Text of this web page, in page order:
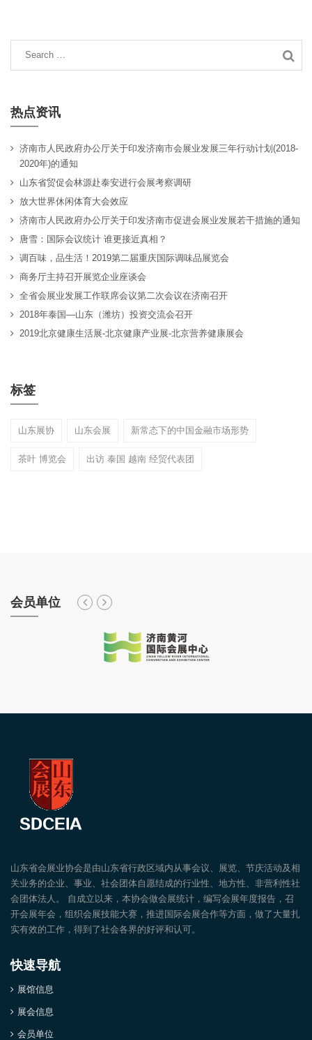
热点资讯
济南市人民政府办公厅关于印发济南市会展业发展三年行动计划(2018-
2020年)的通知
山东省贸促会林源赴泰安进行会展考察调研
放大世界休闲体育大会效应
济南市人民政府办公厅关于印发济南市促进会展业发展若干措施的通知
唐雪：国际会议统计 谁更接近真相？
调百味，品生活！2019第二届重庆国际调味品展览会
商务厅主持召开展览企业座谈会
全省会展业发展工作联席会议第二次会议在济南召开
2018年泰国—山东（潍坊）投资交流会召开
2019北京健康生活展-北京健康产业展-北京营养健康展会
标签
山东展协 山东会展 新常态下的中国金融市场形势
茶叶 博览会 出访 泰国 越南 经贸代表团
会员单位
山东省会展业协会是由山东省行政区域内从事会议、展览、节庆活动及相
关业务的企业、事业、社会团体自愿结成的行业性、地方性、非营利性社
会团体法人。 自成立以来，本协会做会展统计，编写会展年度报告，召
开会展年会，组织会展技能大赛，推进国际会展合作等方面，做了大量扎
实有效的工作，得到了社会各界的好评和认可。
快速导航
展馆信息
展会信息
会员单位